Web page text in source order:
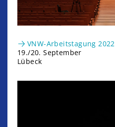
VNW-Arbeitstagung 2022
19./20. September
Lübeck